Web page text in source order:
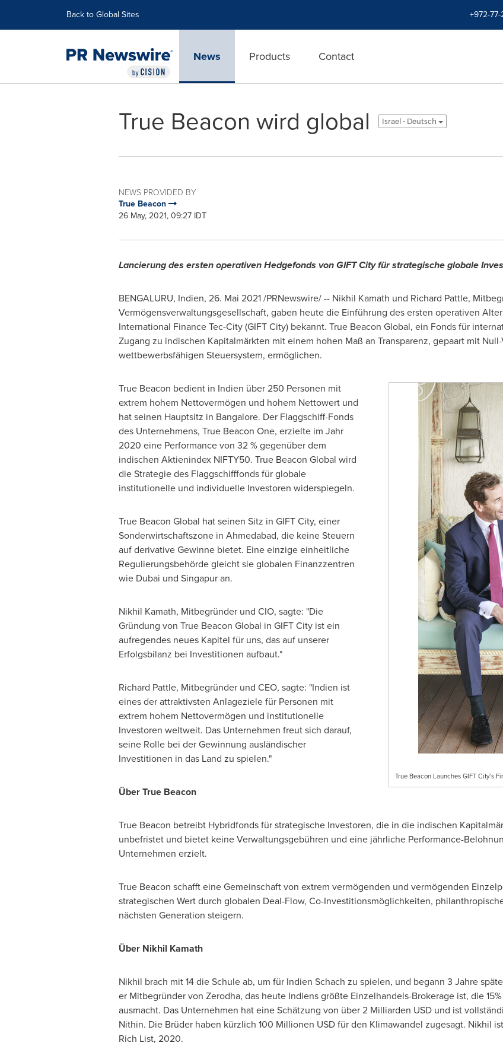
Back to Global Sites +972-
News Products Contact
True Beacon wird global Israel - Deutsch
NEWS PROVIDED BY
True Beacon
26 May, 2021, 09:27 IDT
Lancierung des ersten operativen Hedgefonds von GIFT City für strategische globale
BENGALURU, Indien, 26. Mai 2021 /PRNewswire/ -- Nikhil Kamath und Richard Pattle,
Vermögensverwaltungsgesellschaft, gaben heute die Einführung des ersten operativen
International Finance Tec-City (GIFT City) bekannt. True Beacon Global, ein Fonds für
Zugang zu indischen Kapitalmärkten mit einem hohen Maß an Transparenz, gepaart mit
wettbewerbsfähigen Steuersystem, ermöglichen.
True Beacon Launches GIFT City’s
True Beacon bedient in Indien über 250 Personen mit
extrem hohem Nettovermögen und hohem Nettowert und
hat seinen Hauptsitz in Bangalore. Der Flaggschiff-Fonds
des Unternehmens, True Beacon One, erzielte im Jahr
2020 eine Performance von 32 % gegenüber dem
indischen Aktienindex NIFTY50. True Beacon Global wird
die Strategie des Flaggschifffonds für globale
institutionelle und individuelle Investoren widerspiegeln.
True Beacon Global hat seinen Sitz in GIFT City, einer
Sonderwirtschaftszone in Ahmedabad, die keine Steuern
auf derivative Gewinne bietet. Eine einzige einheitliche
Regulierungsbehörde gleicht sie globalen Finanzzentren
wie Dubai und Singapur an.
Nikhil Kamath, Mitbegründer und CIO, sagte: "Die
Gründung von True Beacon Global in GIFT City ist ein
aufregendes neues Kapitel für uns, das auf unserer
Erfolgsbilanz bei Investitionen aufbaut."
Richard Pattle, Mitbegründer und CEO, sagte: "Indien ist
eines der attraktivsten Anlageziele für Personen mit
extrem hohem Nettovermögen und institutionelle
Investoren weltweit. Das Unternehmen freut sich darauf,
seine Rolle bei der Gewinnung ausländischer
Investitionen in das Land zu spielen."
Über True Beacon
True Beacon betreibt Hybridfonds für strategische Investoren, die in die indischen
unbefristet und bietet keine Verwaltungsgebühren und eine jährliche Performance-
Unternehmen erzielt.
True Beacon schafft eine Gemeinschaft von extrem vermögenden und vermögenden
strategischen Wert durch globalen Deal-Flow, Co-Investitionsmöglichkeiten,
nächsten Generation steigern.
Über Nikhil Kamath
Nikhil brach mit 14 die Schule ab, um für Indien Schach zu spielen, und begann 3 Jahre
er Mitbegründer von Zerodha, das heute Indiens größte Einzelhandels-Brokerage ist, die
ausmacht. Das Unternehmen hat eine Schätzung von über 2 Milliarden USD und ist
Nithin. Die Brüder haben kürzlich 100 Millionen USD für den Klimawandel zugesagt. Nikhil
Rich List, 2020.